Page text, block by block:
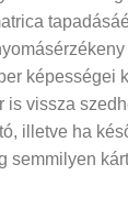
képességei
is vissza
illetve ha
semmilyen